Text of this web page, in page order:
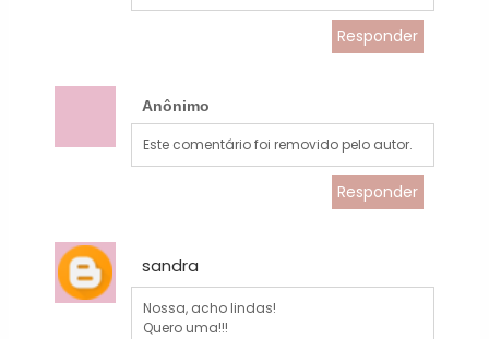
Responder
Anônimo
Este comentário foi removido pelo autor.
Responder
sandra
Nossa, acho lindas!
Quero uma!!!